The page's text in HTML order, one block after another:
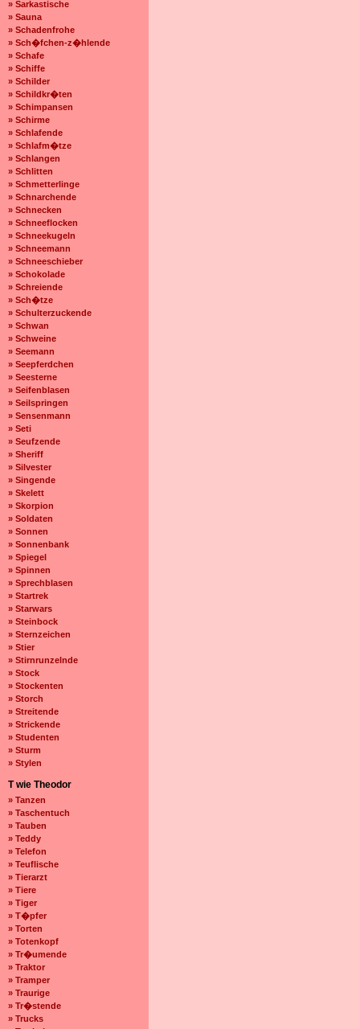
» Sarkastische
» Sauna
» Schadenfrohe
» Sch�fchen-z�hlende
» Schafe
» Schiffe
» Schilder
» Schildkr�ten
» Schimpansen
» Schirme
» Schlafende
» Schlafm�tze
» Schlangen
» Schlitten
» Schmetterlinge
» Schnarchende
» Schnecken
» Schneeflocken
» Schneekugeln
» Schneemann
» Schneeschieber
» Schokolade
» Schreiende
» Sch�tze
» Schulterzuckende
» Schwan
» Schweine
» Seemann
» Seepferdchen
» Seesterne
» Seifenblasen
» Seilspringen
» Sensenmann
» Seti
» Seufzende
» Sheriff
» Silvester
» Singende
» Skelett
» Skorpion
» Soldaten
» Sonnen
» Sonnenbank
» Spiegel
» Spinnen
» Sprechblasen
» Startrek
» Starwars
» Steinbock
» Sternzeichen
» Stier
» Stirnrunzelnde
» Stock
» Stockenten
» Storch
» Streitende
» Strickende
» Studenten
» Sturm
» Stylen
T wie Theodor
» Tanzen
» Taschentuch
» Tauben
» Teddy
» Telefon
» Teuflische
» Tierarzt
» Tiere
» Tiger
» T�pfer
» Torten
» Totenkopf
» Tr�umende
» Traktor
» Tramper
» Traurige
» Tr�stende
» Trucks